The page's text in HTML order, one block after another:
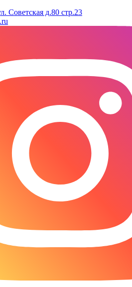
Советская д.80 стр.23